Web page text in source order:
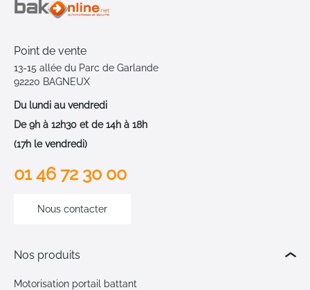
Point de vente
13-15 allée du Parc de Garlande
92220 BAGNEUX
Du lundi au vendredi
De 9h à 12h30 et de 14h à 18h
(17h le vendredi)
01 46 72 30 00
Nous contacter
Nos produits
Motorisation portail battant